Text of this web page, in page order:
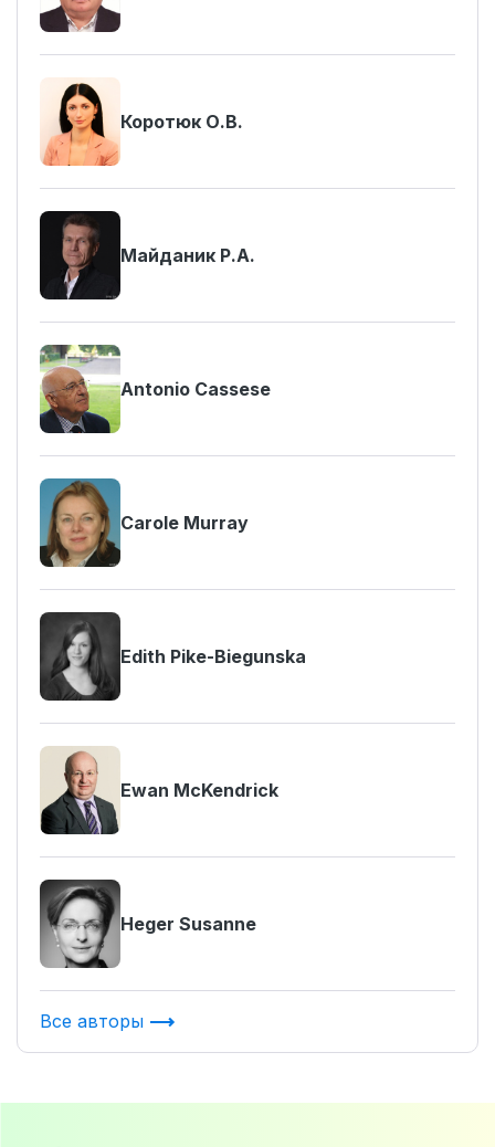
Коротюк О.В.
Майданик Р.А.
Antonio Cassese
Carole Murray
Edith Pike-Biegunska
Ewan McKendrick
Heger Susanne
Все авторы